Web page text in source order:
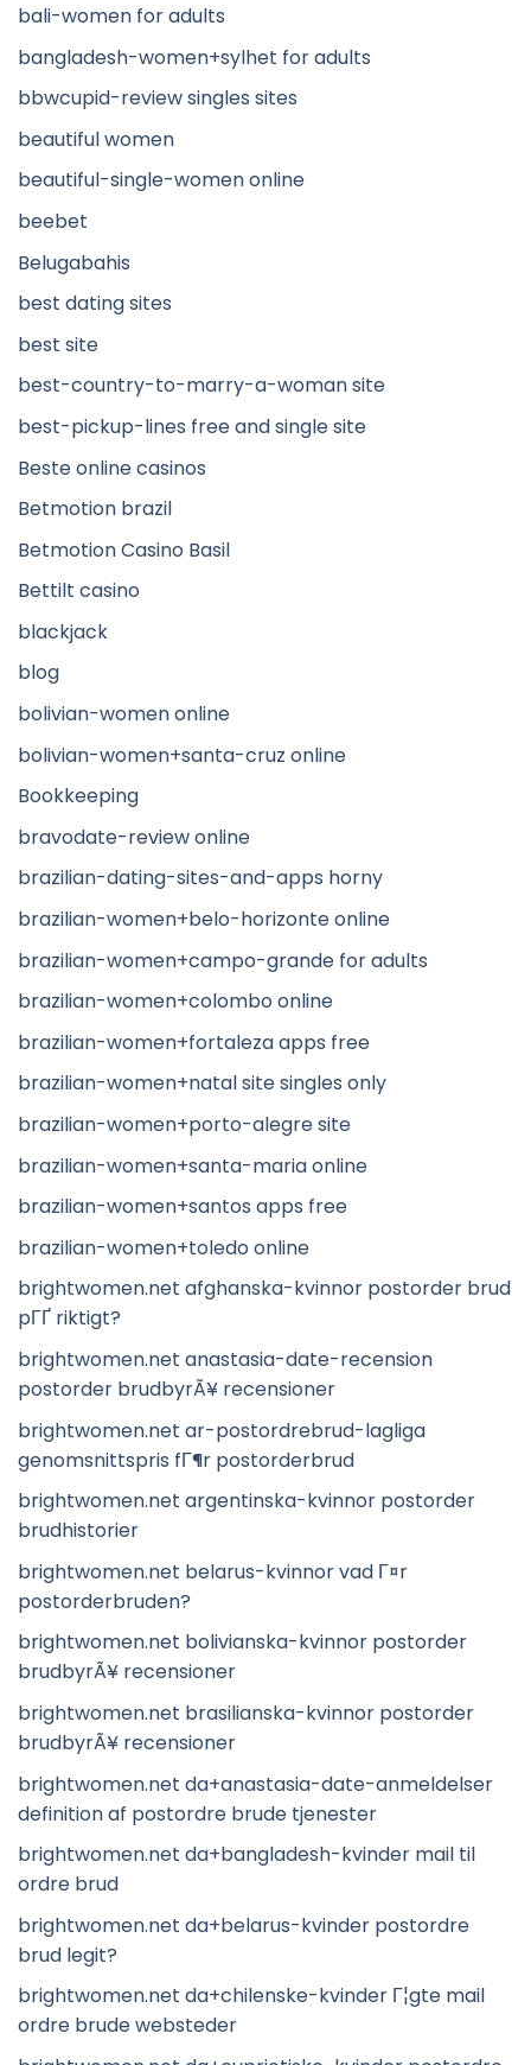
bali-women for adults
bangladesh-women+sylhet for adults
bbwcupid-review singles sites
beautiful women
beautiful-single-women online
beebet
Belugabahis
best dating sites
best site
best-country-to-marry-a-woman site
best-pickup-lines free and single site
Beste online casinos
Betmotion brazil
Betmotion Casino Basil
Bettilt casino
blackjack
blog
bolivian-women online
bolivian-women+santa-cruz online
Bookkeeping
bravodate-review online
brazilian-dating-sites-and-apps horny
brazilian-women+belo-horizonte online
brazilian-women+campo-grande for adults
brazilian-women+colombo online
brazilian-women+fortaleza apps free
brazilian-women+natal site singles only
brazilian-women+porto-alegre site
brazilian-women+santa-maria online
brazilian-women+santos apps free
brazilian-women+toledo online
brightwomen.net afghanska-kvinnor postorder brud
pГҐ riktigt?
brightwomen.net anastasia-date-recension
postorder brudbyrÃ¥ recensioner
brightwomen.net ar-postordrebrud-lagliga
genomsnittspris fГ¶r postorderbrud
brightwomen.net argentinska-kvinnor postorder
brudhistorier
brightwomen.net belarus-kvinnor vad Г¤r
postorderbruden?
brightwomen.net bolivianska-kvinnor postorder
brudbyrÃ¥ recensioner
brightwomen.net brasilianska-kvinnor postorder
brudbyrÃ¥ recensioner
brightwomen.net da+anastasia-date-anmeldelser
definition af postordre brude tjenester
brightwomen.net da+bangladesh-kvinder mail til
ordre brud
brightwomen.net da+belarus-kvinder postordre
brud legit?
brightwomen.net da+chilenske-kvinder Г¦gte mail
ordre brude websteder